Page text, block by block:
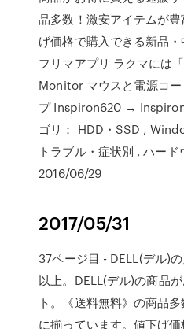
品多数！激安アイテムが
げ価格で購入できる新品
フリマアプリ ラクマには
Monitor マウスと電源コー
プ Inspiron620 →
ゴリ： HDD・SSD ,
トラブル・症状別 , ハード
2016/06/29
2017/05/31
37ページ目 - DELL(デル)
以上。DELL(デル)の商品
ト。《送料無料》の商品
に揃っています。値下げ